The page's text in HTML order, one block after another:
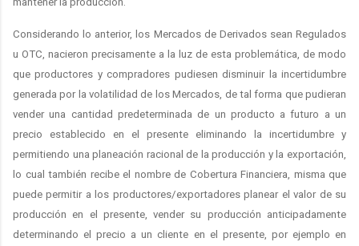
Considerando lo anterior, los Mercados de Derivados sean Regulados
u OTC, nacieron precisamente a la luz de esta problemática, de modo
que productores y compradores pudiesen disminuir la incertidumbre
generada por la volatilidad de los Mercados, de tal forma que pudieran
vender una cantidad predeterminada de un producto a futuro a un
precio establecido en el presente eliminando la incertidumbre y
permitiendo una planeación racional de la producción y la exportación,
lo cual también recibe el nombre de Cobertura Financiera, misma que
puede permitir a los productores/exportadores planear el valor de su
producción en el presente, vender su producción anticipadamente
determinando el precio a un cliente en el presente, por ejemplo en